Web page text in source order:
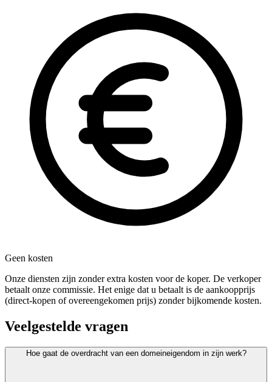
Geen kosten
Onze diensten zijn zonder extra kosten voor de koper. De verkoper
betaalt onze commissie. Het enige dat u betaalt is de aankoopprijs
(direct-kopen of overeengekomen prijs) zonder bijkomende kosten.
Veelgestelde vragen
Hoe gaat de overdracht van een domeineigendom in zijn werk?